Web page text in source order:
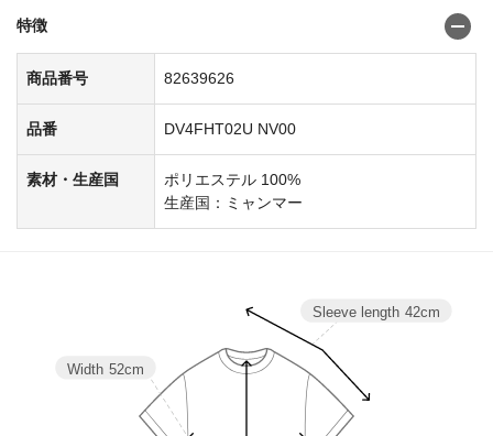
特徴
商品番号 82639626
品番 DV4FHT02U NV00
素材・生産国
ポリエステル 100%
生産国：ミャンマー
Sleeve length 42cm
Width 52cm